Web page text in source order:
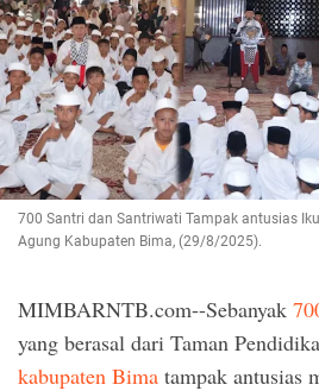
700 Santri dan Santriwati Tampak antusias
Agung Kabupaten Bima, (29/8/2025).
MIMBARNTB.com--Sebanyak
yang berasal dari Taman
kabupaten Bima tampak antusias